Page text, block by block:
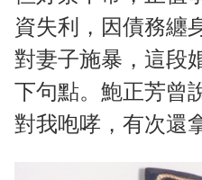
資失利，因債務纏
對妻子施暴，這段
下句點。鮑正芳曾
對我咆哮，有次還